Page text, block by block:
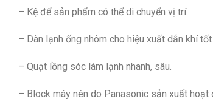
– Kệ để sản phẩm có thể di chuyển vị trí.
– Dàn lạnh ống nhôm cho hiệu xuất dẫn khí
– Quạt lồng sóc làm lạnh nhanh, sâu.
– Block máy nén do Panasonic sản xuất